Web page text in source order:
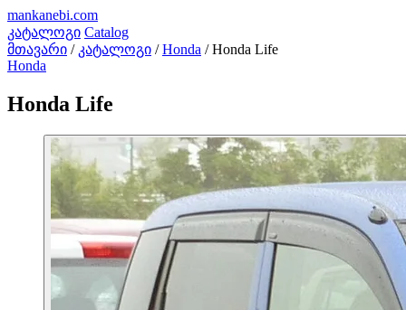
mankanebi.com
კატალოგი Catalog
მთავარი / კატალოგი / Honda / Honda Life
Honda
Honda Life